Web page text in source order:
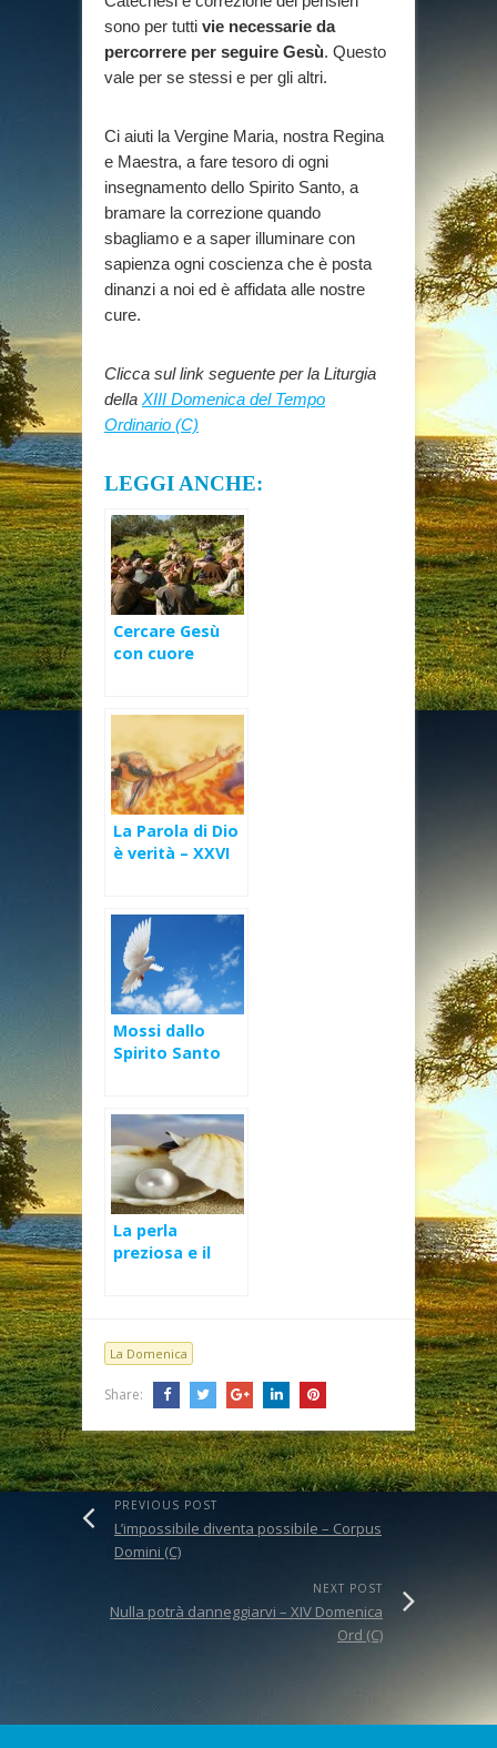
sono per tutti vie necessarie da
percorrere per seguire Gesù. Questo
vale per se stessi e per gli altri.
Ci aiuti la Vergine Maria, nostra Regina
e Maestra, a fare tesoro di ogni
insegnamento dello Spirito Santo, a
bramare la correzione quando
sbagliamo e a saper illuminare con
sapienza ogni coscienza che è posta
dinanzi a noi ed è affidata alle nostre
cure.
Clicca sul link seguente per la Liturgia
della XIII Domenica del Tempo
Ordinario (C)
LEGGI ANCHE:
Cercare Gesù
con cuore
(B)
La Parola di Dio
è verità – XXVI
Mossi dallo
Spirito Santo
La perla
preziosa e il
La Domenica
Share:
PREVIOUS POST
L’impossibile diventa possibile – Corpus
Domini (C)
NEXT POST
Nulla potrà danneggiarvi – XIV Domenica
Ord (C)